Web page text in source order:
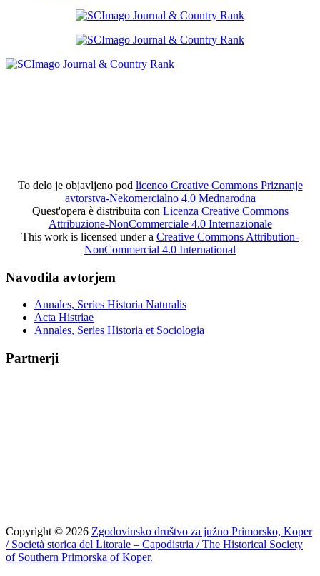
To delo je objavljeno pod licenco Creative Commons Priznanje
avtorstva-Nekomercialno 4.0 Mednarodna
Quest'opera è distribuita con Licenza Creative Commons
Attribuzione-NonCommerciale 4.0 Internazionale
This work is licensed under a Creative Commons Attribution-
NonCommercial 4.0 International
Navodila avtorjem
Annales, Series Historia Naturalis
Acta Histriae
Annales, Series Historia et Sociologia
Partnerji
Copyright © 2026 Zgodovinsko društvo za južno Primorsko, Koper
/ Società storica del Litorale – Capodistria / The Historical Society
of Southern Primorska of Koper.